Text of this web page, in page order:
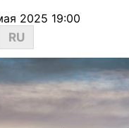
2025 19:00
RU